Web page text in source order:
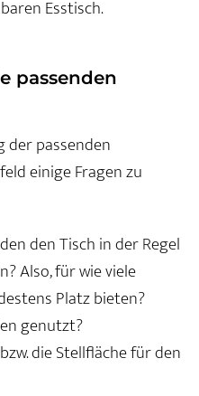
Esstisch.
passenden
der passenden
einige Fragen zu
den Tisch in der Regel
Also, für wie viele
Platz bieten?
genutzt?
die Stellfläche für den